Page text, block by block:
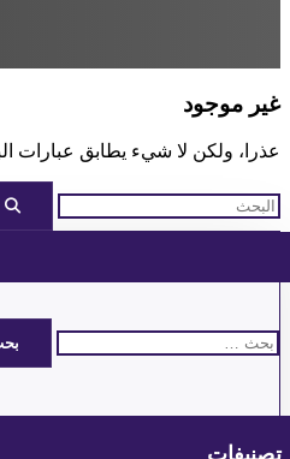
غير موجود
عذرا، ولكن لا شيء يطابق عبارات
البحث
عن: